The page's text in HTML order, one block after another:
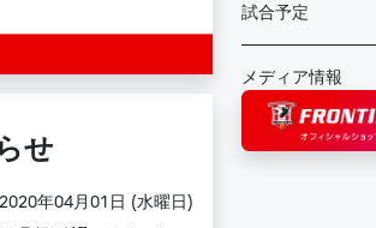
せ
2020年04月01日 (水曜日)
試合予定
メディア情報